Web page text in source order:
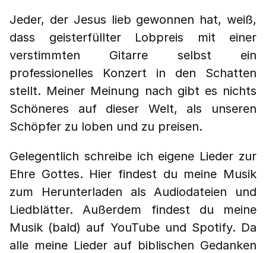
Jeder, der Jesus lieb gewonnen hat, weiß,
dass geisterfüllter Lobpreis mit einer
verstimmten Gitarre selbst ein
professionelles Konzert in den Schatten
stellt. Meiner Meinung nach gibt es nichts
Schöneres auf dieser Welt, als unseren
Schöpfer zu loben und zu preisen.
Gelegentlich schreibe ich eigene Lieder zur
Ehre Gottes. Hier findest du meine Musik
zum Herunterladen als Audiodateien und
Liedblätter. Außerdem findest du meine
Musik (bald) auf YouTube und Spotify. Da
alle meine Lieder auf biblischen Gedanken